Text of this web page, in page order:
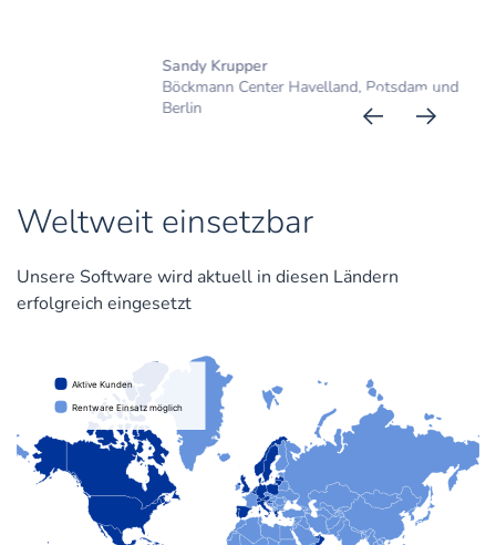
Sandy Krupper
Böckmann Center Havelland, Potsdam und
Weltweit einsetzbar
Unsere Software wird aktuell in diesen Ländern
erfolgreich eingesetzt